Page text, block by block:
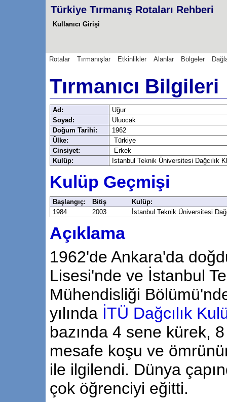
Türkiye Tırmanış Rotaları Rehberi
Kullanıcı Girişi
Rotalar Tırmanışlar Etkinlikler Alanlar Bölgeler
Tırmanıcı Bilgileri
Ad:
Uğur
Soyad:
Uluocak
Doğum Tarihi:
1962
Ülke:
Türkiye
Cinsiyet:
Erkek
Kulüp:
İstanbul Teknik Üniversitesi Dağcılık
Kulüp Geçmişi
Başlangıç: Bitiş
Kulüp:
1984
2003 İstanbul Teknik Üniversitesi
Açıklama
1962'de Ankara'da
Lisesi'nde ve İstanbul
Mühendisliği
yılında İTÜ Dağcılık
bazında 4 sene kürek,
mesafe koşu ve
ile ilgilendi. Dünya
çok öğrenciyi eğitti.